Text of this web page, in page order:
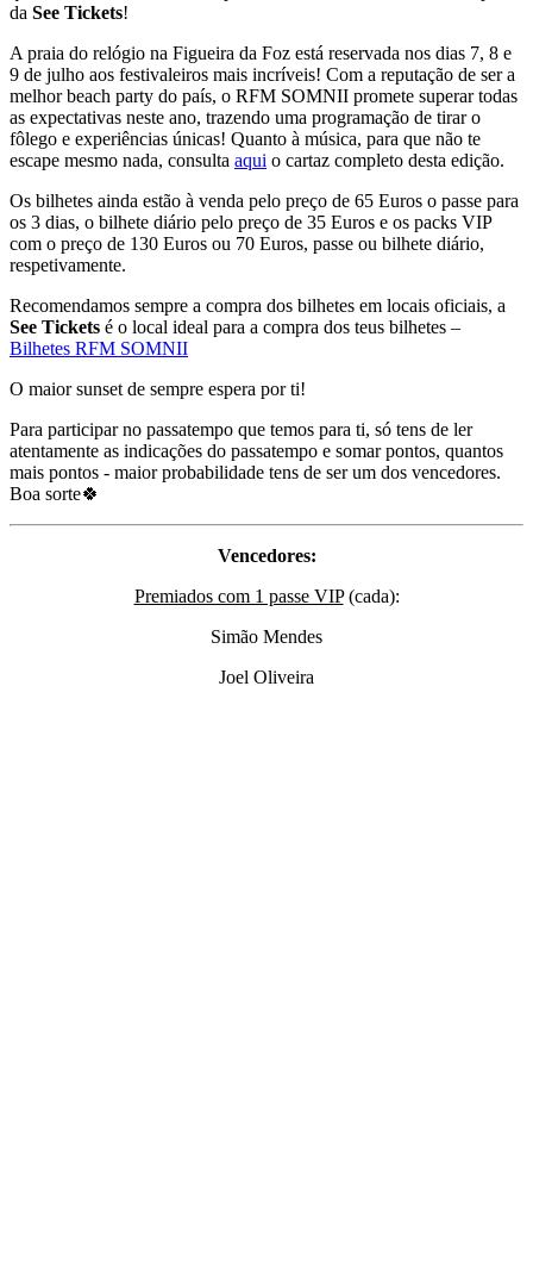
da See Tickets!
A praia do relógio na Figueira da Foz está reservada nos dias 7, 8 e
9 de julho aos festivaleiros mais incríveis! Com a reputação de ser a
melhor beach party do país, o RFM SOMNII promete superar todas
as expectativas neste ano, trazendo uma programação de tirar o
fôlego e experiências únicas! Quanto à música, para que não te
escape mesmo nada, consulta aqui o cartaz completo desta edição.
Os bilhetes ainda estão à venda pelo preço de 65 Euros o passe para
os 3 dias, o bilhete diário pelo preço de 35 Euros e os packs VIP
com o preço de 130 Euros ou 70 Euros, passe ou bilhete diário,
respetivamente.
Recomendamos sempre a compra dos bilhetes em locais oficiais, a
See Tickets é o local ideal para a compra dos teus bilhetes –
Bilhetes RFM SOMNII
O maior sunset de sempre espera por ti!
Para participar no passatempo que temos para ti, só tens de ler
atentamente as indicações do passatempo e somar pontos, quantos
mais pontos - maior probabilidade tens de ser um dos vencedores.
Boa sorte🍀
Vencedores:
Premiados com 1 passe VIP(cada):
Simão Mendes
Joel Oliveira